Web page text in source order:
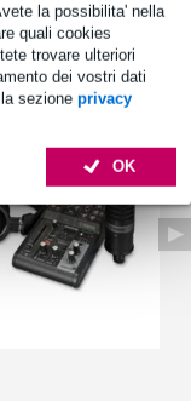
la possibilita' nella
quali cookies
trovare ulteriori
dei vostri dati
sezione privacy
OK